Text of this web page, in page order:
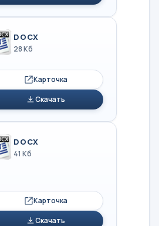
DOCX
28 Кб
Карточка
Скачать
DOCX
41 Кб
Карточка
Скачать